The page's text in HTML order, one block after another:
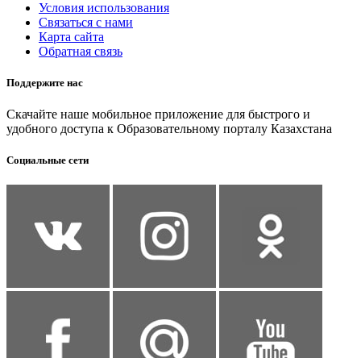
Условия использования
Связаться с нами
Карта сайта
Обратная связь
Поддержите нас
Скачайте наше мобильное приложение для быстрого и
удобного доступа к Образовательному порталу Казахстана
Социальные сети